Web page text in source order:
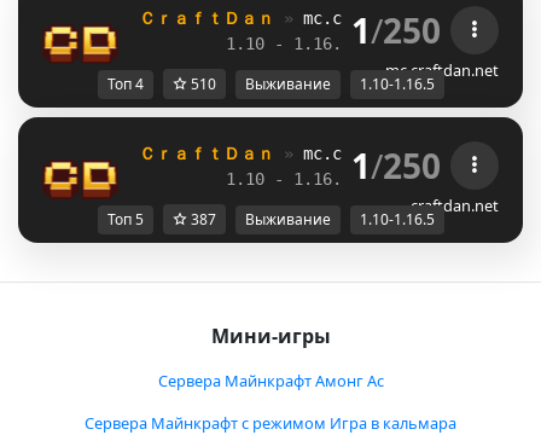
ＣｒａｆｔＤａｎ » mc.craftdan.net //
1.10 - 1.16.5 //
1/250
mc.craftdan.net
Топ 4 510 Выживание 1.10-1.16.5
ＣｒａｆｔＤａｎ » mc.craftdan.net //
1.10 - 1.16.5 //
1/250
craftdan.net
Топ 5 387 Выживание 1.10-1.16.5
Мини-игры
Сервера Майнкрафт Амонг Ас
Сервера Майнкрафт с режимом Игра в кальмара